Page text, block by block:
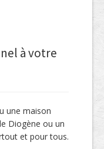
à votre
une maison
Diogène ou un
et pour tous.